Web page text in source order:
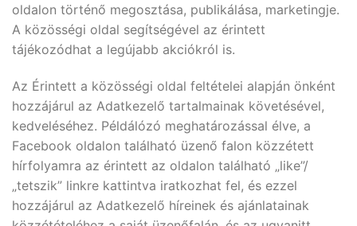
oldalon történő megosztása, publikálása, marketingje.
A közösségi oldal segítségével az érintett
tájékozódhat a legújabb akciókról is.
Az Érintett a közösségi oldal feltételei alapján önként
hozzájárul az Adatkezelő tartalmainak követésével,
kedveléséhez. Példálózó meghatározással élve, a
Facebook oldalon található üzenő falon közzétett
hírfolyamra az érintett az oldalon található „like”/
„tetszik” linkre kattintva iratkozhat fel, és ezzel
hozzájárul az Adatkezelő híreinek és ajánlatainak